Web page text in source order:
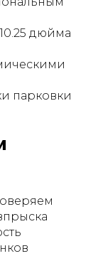
10.25 дюйма
парковки